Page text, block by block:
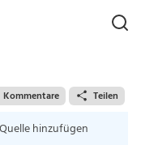
Kommentare Teilen
hinzufügen